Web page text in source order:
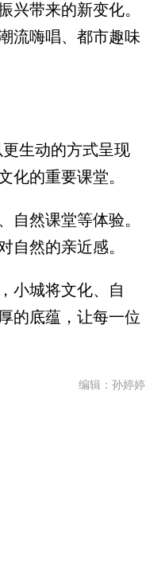
兴带来的新变化。
流嗨唱、都市趣味
生动的方式呈现
化的重要课堂。
然课堂等体验。
自然的亲近感。
小城将文化、自
的底蕴，让每一位
编辑：孙婷婷